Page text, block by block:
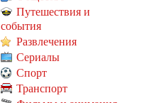
Путешествия и
события
Развлечения
Сериалы
Спорт
Транспорт